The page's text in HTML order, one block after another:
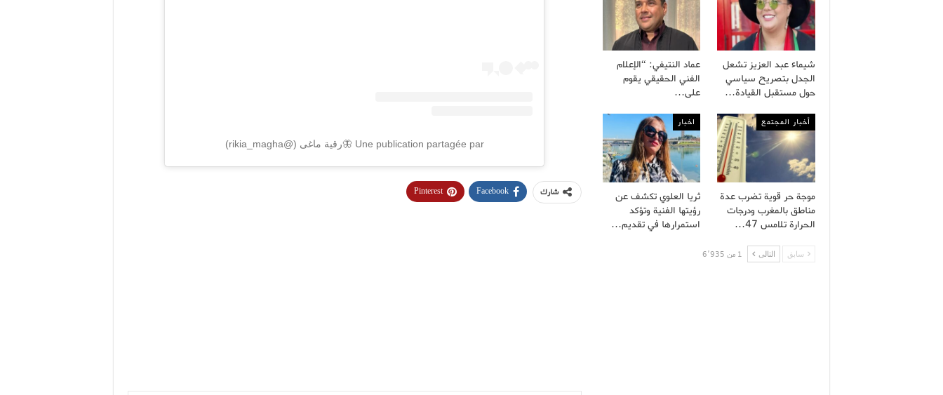
Une publication partagée par 🦋رقية ماغى (@rikia_magha)
شارك Facebook
Pinterest
شيماء عبد العزيز تشعل
الجدل بتصريح سياسي
حول مستقبل القيادة…
عماد النتيفي: “الإعلام
الفني الحقيقي يقوم
على…
أخبار المجتمع
موجة حر قوية تضرب عدة
مناطق بالمغرب ودرجات
الحرارة تلامس 47…
اخبار
ثريا العلوي تكشف عن
رؤيتها الفنية وتؤكد
استمرارها في تقديم…
سابق التالى 1 من 6٬935